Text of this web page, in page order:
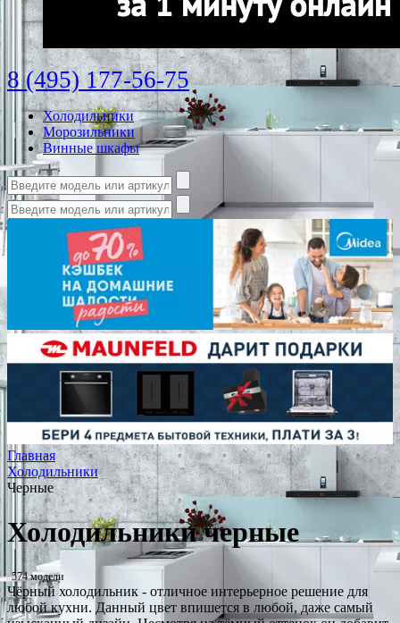
8 (495) 177-56-75
Холодильники
Морозильники
Винные шкафы
Главная
Холодильники
Черные
Холодильники черные
574 модели
Чёрный холодильник - отличное интерьерное решение для
любой кухни. Данный цвет впишется в любой, даже самый